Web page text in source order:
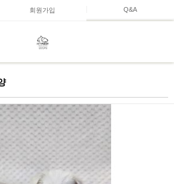
회원가입 Q&A